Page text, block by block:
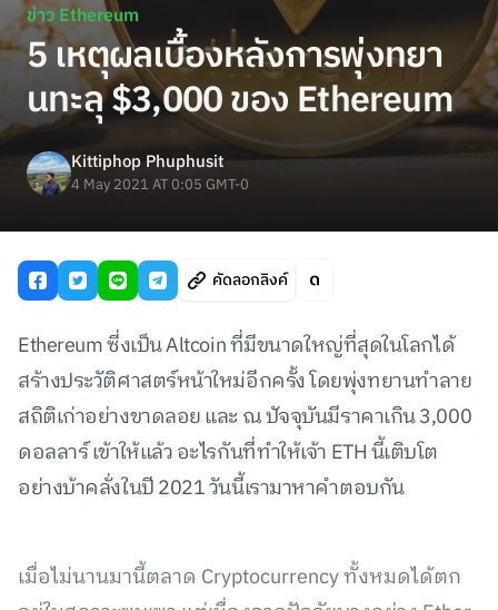
ข่าว Ethereum
5 เหตุผลเบื้องหลังการพุ่งทยา
นทะลุ $3,000 ของ Ethereum
Kittiphop Phuphusit
4 May 2021 AT 0:05 GMT-0
คัดลอกลิงค์
Ethereum ซี่งเป็น Altcoin ที่มีขนาดใหญ่ที่สุดในโลกได้
สร้างประวัติศาสตร์หน้าใหม่อีกครั้ง โดยพุ่งทยานทำลาย
สถิติเก่าอย่างขาดลอย และ ณ ปัจจุบันมีราคาเกิน 3,000
ดอลลาร์ เข้าให้แล้ว อะไรกันที่ทำให้เจ้า ETH นี้เติบโต
อย่างบ้าคลั่งในปี 2021 วันนี้เรามาหาคำตอบกัน
เมื่อไม่นานมานี้ตลาด Cryptocurrency ทั้งหมดได้ตก